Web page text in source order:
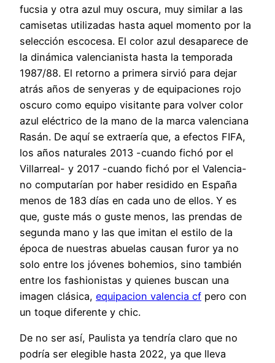
fucsia y otra azul muy oscura, muy similar a las
camisetas utilizadas hasta aquel momento por la
selección escocesa. El color azul desaparece de
la dinámica valencianista hasta la temporada
1987/88. El retorno a primera sirvió para dejar
atrás años de senyeras y de equipaciones rojo
oscuro como equipo visitante para volver color
azul eléctrico de la mano de la marca valenciana
Rasán. De aquí se extraería que, a efectos FIFA,
los años naturales 2013 -cuando fichó por el
Villarreal- y 2017 -cuando fichó por el Valencia-
no computarían por haber residido en España
menos de 183 días en cada uno de ellos. Y es
que, guste más o guste menos, las prendas de
segunda mano y las que imitan el estilo de la
época de nuestras abuelas causan furor ya no
solo entre los jóvenes bohemios, sino también
entre los fashionistas y quienes buscan una
imagen clásica, equipacion valencia cf pero con
un toque diferente y chic.
De no ser así, Paulista ya tendría claro que no
podría ser elegible hasta 2022, ya que lleva